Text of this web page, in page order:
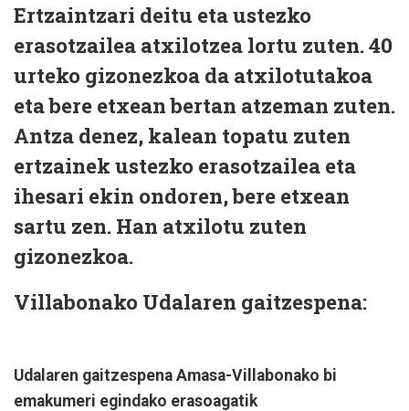
Ertzaintzari deitu eta ustezko
erasotzailea atxilotzea lortu zuten. 40
urteko gizonezkoa da atxilotutakoa
eta bere etxean bertan atzeman zuten.
Antza denez, kalean topatu zuten
ertzainek ustezko erasotzailea eta
ihesari ekin ondoren, bere etxean
sartu zen. Han atxilotu zuten
gizonezkoa.
Villabonako Udalaren gaitzespena:
Udalaren gaitzespena Amasa-Villabonako bi
emakumeri egindako erasoagatik